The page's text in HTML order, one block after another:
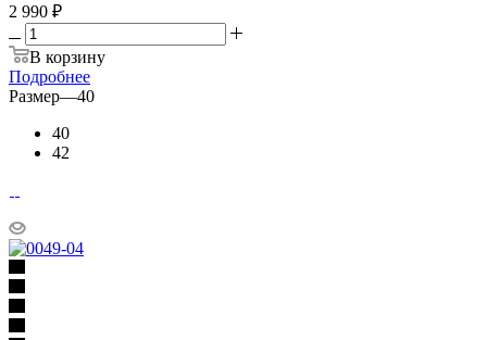
2 990 ₽
В корзину
Подробнее
Размер—40
40
42